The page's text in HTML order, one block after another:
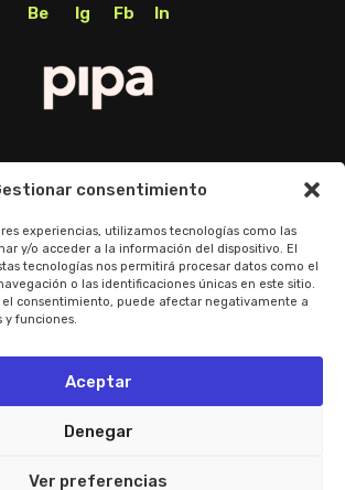
consentimiento
experiencias, utilizamos tecnologías como las
y/o acceder a la información del dispositivo. El
tecnologías nos permitirá procesar datos como el
o las identificaciones únicas en este sitio.
el consentimiento, puede afectar negativamente a
y funciones.
Aceptar
Denegar
Ver preferencias
Be Ig Fb In
Política de Privacidad
Política de cookies
Preguntas frecuentes